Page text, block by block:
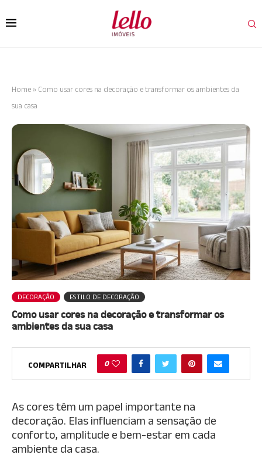
Home » Como usar cores na decoração e transformar os ambientes da
sua casa
DECORAÇÃO ESTILO DE DECORAÇÃO
Como usar cores na decoração e transformar os
ambientes da sua casa
COMPARTILHAR 0
As cores têm um papel importante na
decoração. Elas influenciam a sensação de
conforto, amplitude e bem-estar em cada
ambiente da casa.